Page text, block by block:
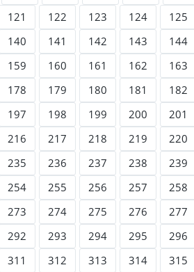
121 122 123 124 125
140 141 142 143 144
159 160 161 162 163
178 179 180 181 182
197 198 199 200 201
216 217 218 219 220
235 236 237 238 239
254 255 256 257 258
273 274 275 276 277
292 293 294 295 296
311 312 313 314 315